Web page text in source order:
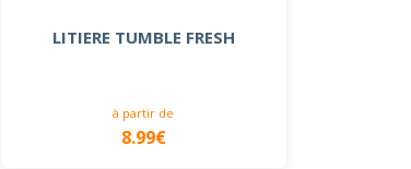
LITIERE TUMBLE FRESH
à partir de
8.99€